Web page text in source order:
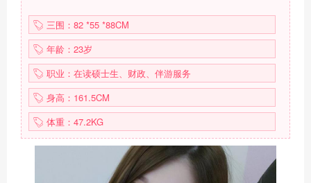
三围：82 *55 *88CM
年龄：23岁
职业：在读硕士生、财政、伴游服务
身高：161.5CM
体重：47.2KG